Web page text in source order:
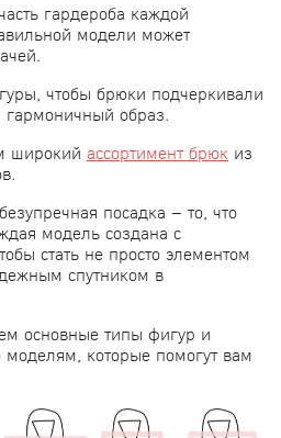
гардероба каждой
модели может
чтобы брюки подчеркивали
гармоничный образ.
широкий ассортимент брюк из
посадка – то, что
модель создана с
стать не просто элементом
спутником в
основные типы фигур и
которые помогут вам